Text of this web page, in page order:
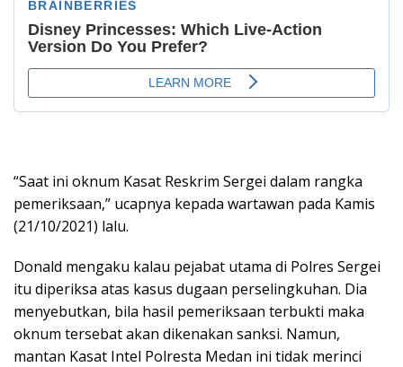
“Saat ini oknum Kasat Reskrim Sergei dalam rangka
pemeriksaan,” ucapnya kepada wartawan pada Kamis
(21/10/2021) lalu.
Donald mengaku kalau pejabat utama di Polres Sergei
itu diperiksa atas kasus dugaan perselingkuhan. Dia
menyebutkan, bila hasil pemeriksaan terbukti maka
oknum tersebat akan dikenakan sanksi. Namun,
mantan Kasat Intel Polresta Medan ini tidak merinci